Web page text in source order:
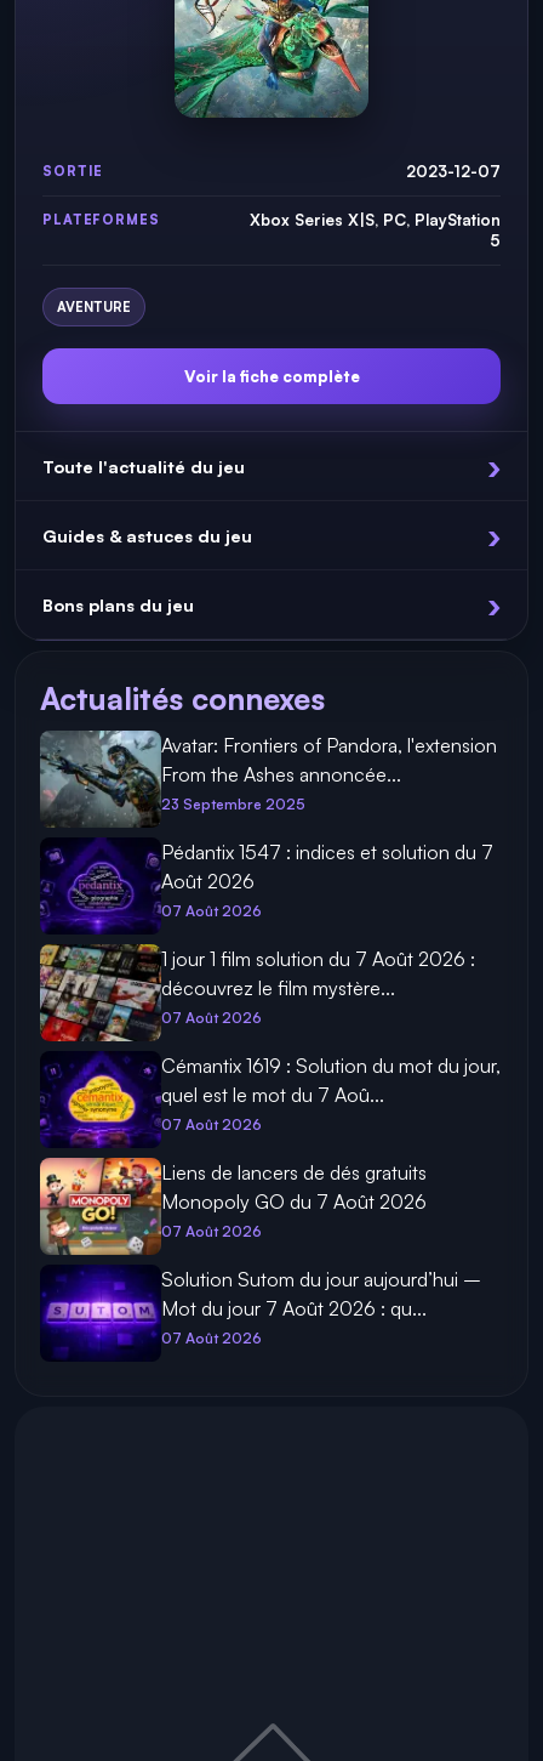
SORTIE 2023-12-07
PLATEFORMES
Xbox Series X|S, PC, PlayStation
5
AVENTURE
Voir la fiche complète
Toute l'actualité du jeu
Guides & astuces du jeu
Bons plans du jeu
Actualités connexes
Avatar: Frontiers of Pandora, l'extension
From the Ashes annoncée...
23 Septembre 2025
Pédantix 1547 : indices et solution du 7
Août 2026
07 Août 2026
1 jour 1 film solution du 7 Août 2026 :
découvrez le film mystère...
07 Août 2026
Cémantix 1619 : Solution du mot du jour,
quel est le mot du 7 Aoû...
07 Août 2026
Liens de lancers de dés gratuits
Monopoly GO du 7 Août 2026
07 Août 2026
Solution Sutom du jour aujourd’hui –
Mot du jour 7 Août 2026 : qu...
07 Août 2026